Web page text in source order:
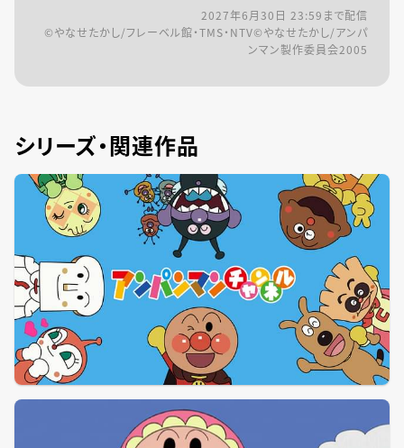
2027年6月30日 23:59 まで配信
©やなせたかし/フレーベル館・TMS・NTV©やなせたかし/アンパ
ンマン製作委員会2005
シリーズ・関連作品